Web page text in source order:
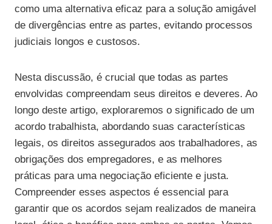
como uma alternativa eficaz para a solução amigável
de divergências entre as partes, evitando processos
judiciais longos e custosos.
Nesta discussão, é crucial que todas as partes
envolvidas compreendam seus direitos e deveres. Ao
longo deste artigo, exploraremos o significado de um
acordo trabalhista, abordando suas características
legais, os direitos assegurados aos trabalhadores, as
obrigações dos empregadores, e as melhores
práticas para uma negociação eficiente e justa.
Compreender esses aspectos é essencial para
garantir que os acordos sejam realizados de maneira